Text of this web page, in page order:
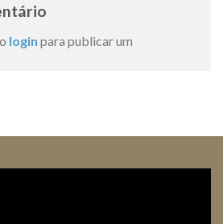
login para publicar um